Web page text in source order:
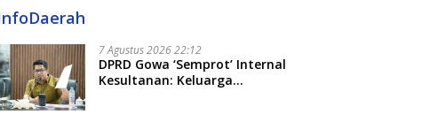
7 Agustus 2026 22:12
DPRD Gowa ‘Semprot’ Internal
Kesultanan: Keluarga